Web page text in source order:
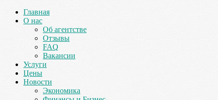
Главная
О нас
Об агентстве
Отзывы
FAQ
Вакансии
Услуги
Цены
Новости
Экономика